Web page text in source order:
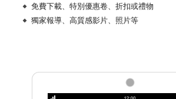
免費下載、特別優惠卷、折扣或禮物
獨家報導、高質感影片、照片等